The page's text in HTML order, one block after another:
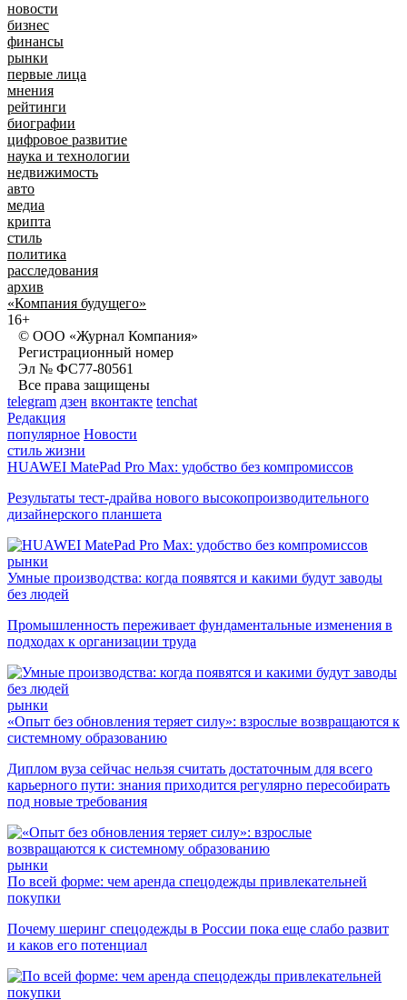
новости
бизнес
финансы
рынки
первые лица
мнения
рейтинги
биографии
цифровое развитие
наука и технологии
недвижимость
авто
медиа
крипта
стиль
политика
расследования
архив
«Компания будущего»
16+
© ООО «Журнал Компания»
Регистрационный номер
Эл № ФС77-80561
Все права защищены
telegram дзен вконтакте tenchat
Редакция
популярное Новости
стиль жизни
HUAWEI MatePad Pro Max: удобство без компромиссов
Результаты тест-драйва нового высокопроизводительного
дизайнерского планшета
рынки
Умные производства: когда появятся и какими будут заводы
без людей
Промышленность переживает фундаментальные изменения в
подходах к организации труда
рынки
«Опыт без обновления теряет силу»: взрослые возвращаются к
системному образованию
Диплом вуза сейчас нельзя считать достаточным для всего
карьерного пути: знания приходится регулярно пересобирать
под новые требования
рынки
По всей форме: чем аренда спецодежды привлекательней
покупки
Почему шеринг спецодежды в России пока еще слабо развит
и каков его потенциал